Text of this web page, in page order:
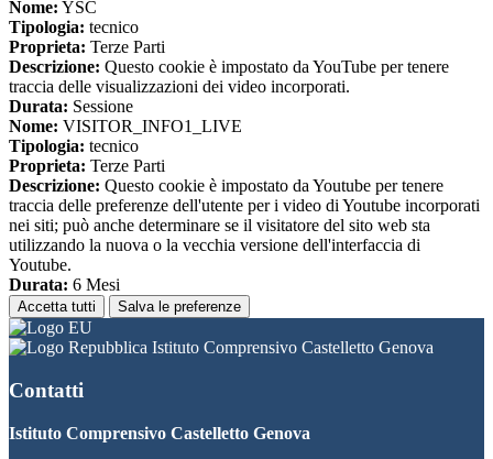
Nome: YSC
Tipologia: tecnico
Proprieta: Terze Parti
Descrizione: Questo cookie è impostato da YouTube per tenere
traccia delle visualizzazioni dei video incorporati.
Durata: Sessione
Nome: VISITOR_INFO1_LIVE
Tipologia: tecnico
Proprieta: Terze Parti
Descrizione: Questo cookie è impostato da Youtube per tenere
traccia delle preferenze dell'utente per i video di Youtube incorporati
nei siti; può anche determinare se il visitatore del sito web sta
utilizzando la nuova o la vecchia versione dell'interfaccia di
Youtube.
Durata: 6 Mesi
Accetta tutti Salva le preferenze
Istituto Comprensivo Castelletto Genova
Contatti
Istituto Comprensivo Castelletto Genova